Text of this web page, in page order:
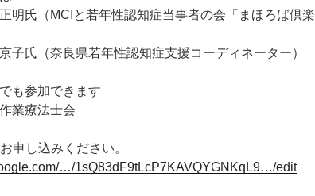
明氏（MCIと若年性認知症当事者の会「まほろば倶楽
奈良県若年性認知症支援コーディネーター）
も参加できます
業療法士会
申し込みください。
…/1sQ83dF9tLcP7KAVQYGNKqL9…/edit